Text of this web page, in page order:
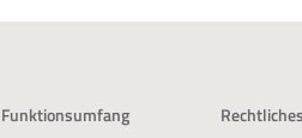
Funktionsumfang
Rechtliches